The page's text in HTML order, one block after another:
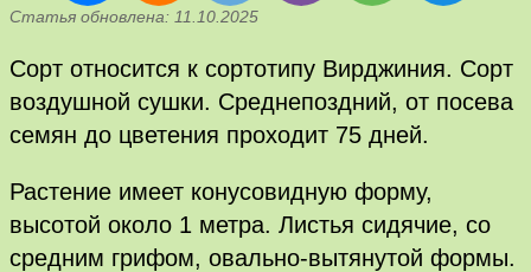
Статья обновлена: 11.10.2025
Сорт относится к сортотипу Вирджиния. Сорт
воздушной сушки. Среднепоздний, от посева
семян до цветения проходит 75 дней.
Растение имеет конусовидную форму,
высотой около 1 метра. Листья сидячие, со
средним грифом, овально-вытянутой формы.